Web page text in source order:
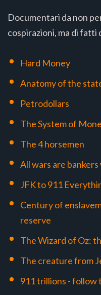
Documentari da non
cospirazioni, ma di
Hard Money
Anatomy of the
Petrodollars
The System of
The 4 horsemen
All wars are bankers
JFK to 911
Century of
reserve
The Wizard of Oz:
The creature from
911 trillions - follow